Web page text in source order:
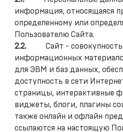
информация, относящаяся
определенному или
Пользователю Сайта.
2.2. Сайт -
информационных
для ЭВМ и баз данных,
доступность в сети
страницы, интерактивные
виджеты, блоги, плагины
также онлайн и офлайн
ссылаются на настоящую